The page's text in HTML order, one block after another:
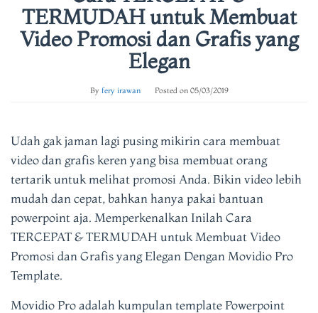
TERMUDAH untuk Membuat
Video Promosi dan Grafis yang
Elegan
By fery irawan Posted on 05/03/2019
Udah gak jaman lagi pusing mikirin cara membuat
video dan grafis keren yang bisa membuat orang
tertarik untuk melihat promosi Anda. Bikin video lebih
mudah dan cepat, bahkan hanya pakai bantuan
powerpoint aja. Memperkenalkan Inilah Cara
TERCEPAT & TERMUDAH untuk Membuat Video
Promosi dan Grafis yang Elegan Dengan Movidio Pro
Template.
Movidio Pro adalah kumpulan template Powerpoint